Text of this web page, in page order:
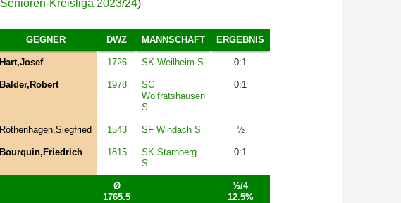
Senioren-Kreisliga 2023/24)
GEGNER DWZ MANNSCHAFT ERGEBNIS
Hart,Josef 1726 SK Weilheim S 0:1
Balder,Robert 1978
SC
Wolfratshausen
S
0:1
Rothenhagen,Siegfried 1543 SF Windach S ½
Bourquin,Friedrich 1815
SK Starnberg
S
0:1
Ø
1765.5
½/4
12.5%